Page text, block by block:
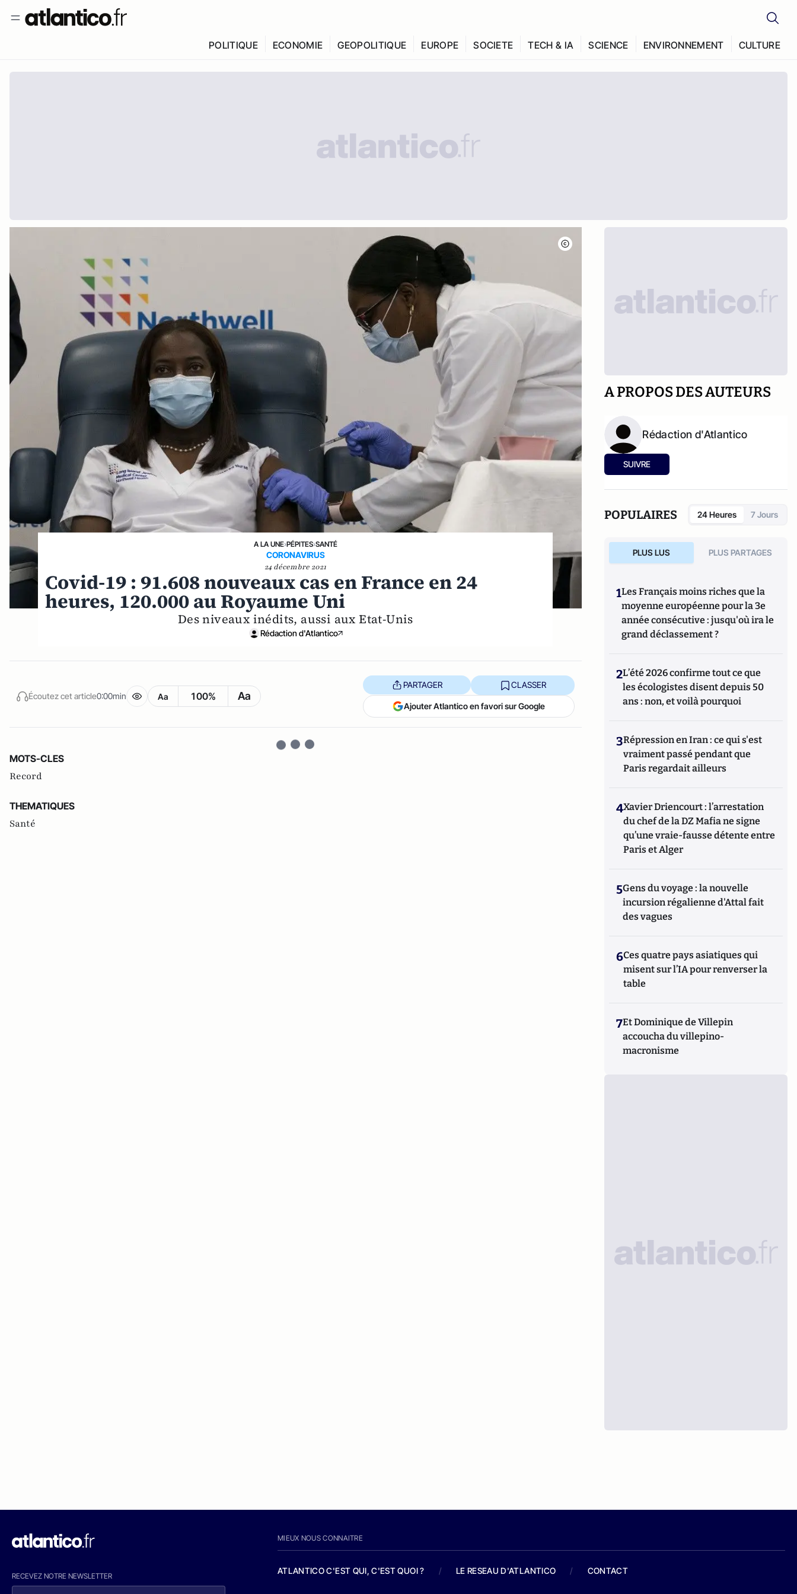
POLITIQUE ECONOMIE GEOPOLITIQUE EUROPE SOCIETE TECH & IA SCIENCE ENVIRONNEMENT CULTURE
A LA UNE›PÉPITES›SANTÉ
CORONAVIRUS
24 décembre 2021
Covid-19 : 91.608 nouveaux cas en France en 24
heures, 120.000 au Royaume Uni
Des niveaux inédits, aussi aux Etat-Unis
Rédaction d'Atlantico
Écoutez cet article0:00min Aa 100% Aa
PARTAGER CLASSER
Ajouter Atlantico en favori sur Google
MOTS-CLES
Record
THEMATIQUES
Santé
A PROPOS DES AUTEURS
Rédaction d'Atlantico
SUIVRE
POPULAIRES 24 Heures 7 Jours
PLUS LUS PLUS PARTAGES
1Les Français moins riches que la
moyenne européenne pour la 3e
année consécutive : jusqu'où ira le
grand déclassement ?
2L’été 2026 confirme tout ce que
les écologistes disent depuis 50
ans : non, et voilà pourquoi
3Répression en Iran : ce qui s'est
vraiment passé pendant que
Paris regardait ailleurs
4Xavier Driencourt : l’arrestation
du chef de la DZ Mafia ne signe
qu’une vraie-fausse détente entre
Paris et Alger
5Gens du voyage : la nouvelle
incursion régalienne d'Attal fait
des vagues
6Ces quatre pays asiatiques qui
misent sur l’IA pour renverser la
table
7Et Dominique de Villepin
accoucha du villepino-
macronisme
RECEVEZ NOTRE NEWSLETTER
MIEUX NOUS CONNAITRE
ATLANTICO C'EST QUI, C'EST QUOI ? / LE RESEAU D'ATLANTICO / CONTACT